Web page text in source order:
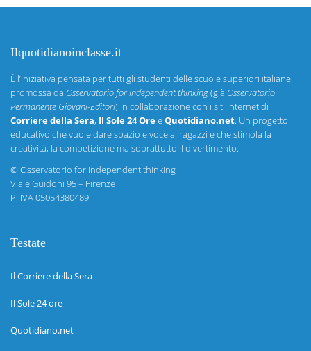
Ilquotidianoinclasse.it
È l’iniziativa pensata per tutti gli studenti delle scuole superiori italiane
promossa da Osservatorio for independent thinking(già Osservatorio
Permanente Giovani-Editori) in collaborazione con i siti internet di
Corriere della Sera, Il Sole 24 OreeQuotidiano.net. Un progetto
educativo che vuole dare spazio e voce ai ragazzi e che stimola la
creatività, la competizione ma soprattutto il divertimento.
©Osservatorio for independent thinking
Viale Guidoni 95 – Firenze
P. IVA 05054380489
Testate
Il Corriere della Sera
Il Sole 24 ore
Quotidiano.net